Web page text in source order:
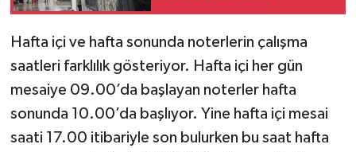
Hafta içi ve hafta sonunda noterlerin çalışma
saatleri farklılık gösteriyor. Hafta içi her gün
mesaiye 09.00’da başlayan noterler hafta
sonunda 10.00’da başlıyor. Yine hafta içi mesai
saati 17.00 itibariyle son bulurken bu saat hafta